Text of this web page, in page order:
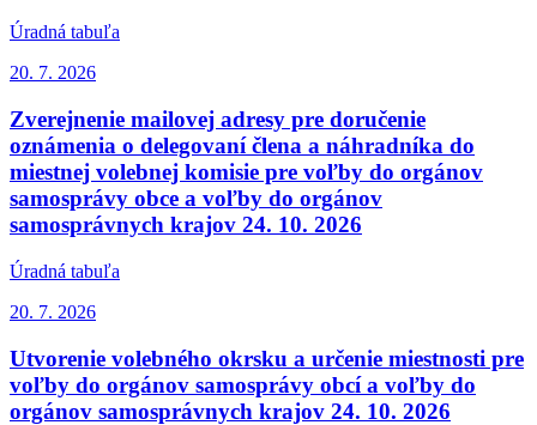
Úradná tabuľa
20. 7. 2026
Zverejnenie mailovej adresy pre doručenie
oznámenia o delegovaní člena a náhradníka do
miestnej volebnej komisie pre voľby do orgánov
samosprávy obce a voľby do orgánov
samosprávnych krajov 24. 10. 2026
Úradná tabuľa
20. 7. 2026
Utvorenie volebného okrsku a určenie miestnosti pre
voľby do orgánov samosprávy obcí a voľby do
orgánov samosprávnych krajov 24. 10. 2026